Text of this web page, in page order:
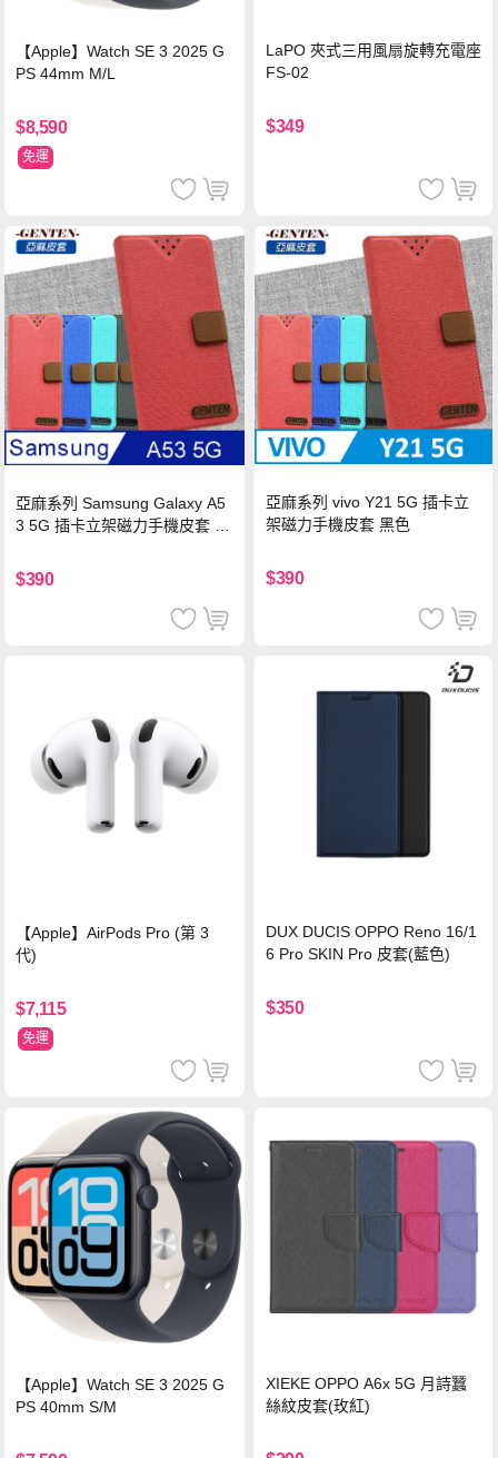
【Apple】Watch SE 3 2025 G
PS 44mm M/L
$8,590
免運
LaPO 夾式三用風扇旋轉充電座
FS-02
$349
亞麻系列 Samsung Galaxy A5
3 5G 插卡立架磁力手機皮套 藍
$390
亞麻系列 vivo Y21 5G 插卡立
架磁力手機皮套 黑色
$390
【Apple】AirPods Pro (第 3
代)
$7,115
免運
DUX DUCIS OPPO Reno 16/1
6 Pro SKIN Pro 皮套(藍色)
$350
【Apple】Watch SE 3 2025 G
PS 40mm S/M
XIEKE OPPO A6x 5G 月詩蠶
絲紋皮套(玫紅)